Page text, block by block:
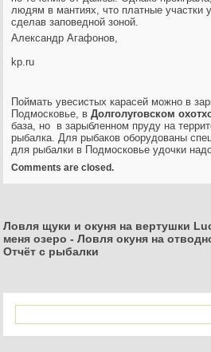
людям в мантиях, что платные участки
сделав заповедной зоной.
Александр Агафонов,
kp.ru
Поймать увесистых карасей можно в
Подмосковье, вДолголуговском
база, но в зарыбленном пруду на
рыбалка. Для рыбаков оборудованы
для рыбалки в Подмосковье удочки надо
Comments are closed.
Ловля щуки и окуня на вертушки
меня озеро -Ловля окуня на
Отчёт с рыбалки